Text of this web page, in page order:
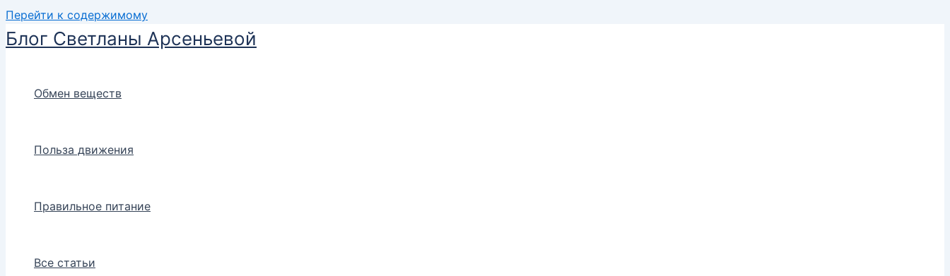
Перейти к содержимому
Блог Светланы Арсеньевой
Обмен веществ
Польза движения
Правильное питание
Все статьи